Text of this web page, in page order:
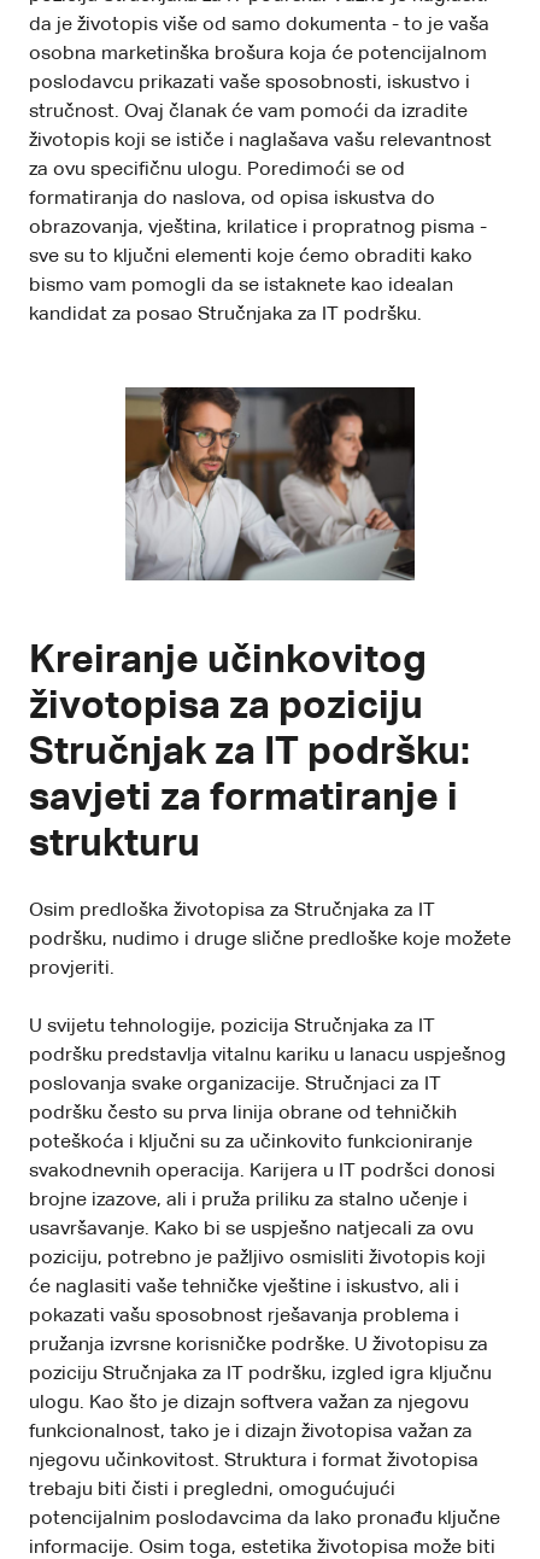
da je životopis više od samo dokumenta - to je vaša
osobna marketinška brošura koja će potencijalnom
poslodavcu prikazati vaše sposobnosti, iskustvo i
stručnost. Ovaj članak će vam pomoći da izradite
životopis koji se ističe i naglašava vašu relevantnost
za ovu specifičnu ulogu. Poredimoći se od
formatiranja do naslova, od opisa iskustva do
obrazovanja, vještina, krilatice i propratnog pisma -
sve su to ključni elementi koje ćemo obraditi kako
bismo vam pomogli da se istaknete kao idealan
kandidat za posao Stručnjaka za IT podršku.
Kreiranje učinkovitog
životopisa za poziciju
Stručnjak za IT podršku:
savjeti za formatiranje i
strukturu
Osim predloška životopisa za Stručnjaka za IT
podršku, nudimo i druge slične predloške koje možete
provjeriti.
U svijetu tehnologije, pozicija Stručnjaka za IT
podršku predstavlja vitalnu kariku u lanacu uspješnog
poslovanja svake organizacije. Stručnjaci za IT
podršku često su prva linija obrane od tehničkih
poteškoća i ključni su za učinkovito funkcioniranje
svakodnevnih operacija. Karijera u IT podršci donosi
brojne izazove, ali i pruža priliku za stalno učenje i
usavršavanje. Kako bi se uspješno natjecali za ovu
poziciju, potrebno je pažljivo osmisliti životopis koji
će naglasiti vaše tehničke vještine i iskustvo, ali i
pokazati vašu sposobnost rješavanja problema i
pružanja izvrsne korisničke podrške. U životopisu za
poziciju Stručnjaka za IT podršku, izgled igra ključnu
ulogu. Kao što je dizajn softvera važan za njegovu
funkcionalnost, tako je i dizajn životopisa važan za
njegovu učinkovitost. Struktura i format životopisa
trebaju biti čisti i pregledni, omogućujući
potencijalnim poslodavcima da lako pronađu ključne
informacije. Osim toga, estetika životopisa može biti